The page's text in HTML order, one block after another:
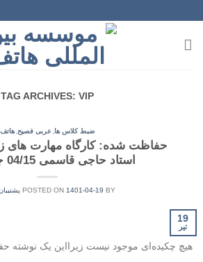
to
content
TAG ARCHIVES: VIP
ضبط کلاس ها عربی فصیح هاتف
حفاظت شده: کارگاه مهارت های
استاد حاجی قاسمی 04/15 جلسه 15
POSTED ON 1401-04-19 BY
19
تیر
هیچ چکیده‌ای موجود نیست زیرا‌این یک